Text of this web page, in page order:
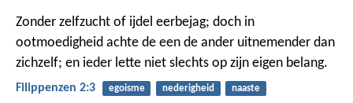
Zonder zelfzucht of ijdel eerbejag; doch in
ootmoedigheid achte de een de ander uitnemender dan
zichzelf; en ieder lette niet slechts op zijn eigen belang.
Filippenzen 2:3 egoisme nederigheid naaste